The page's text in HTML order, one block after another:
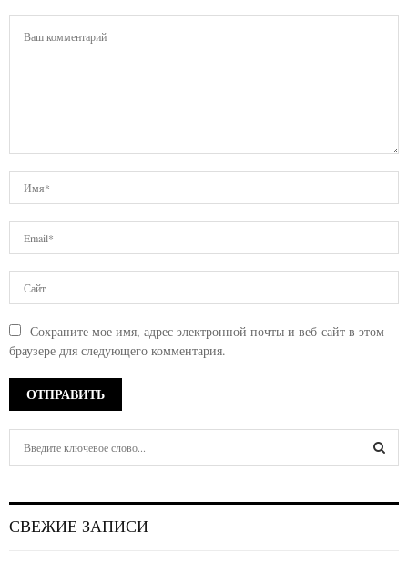
Сохраните мое имя, адрес электронной почты и веб-сайт в этом
браузере для следующего комментария.
h
СВЕЖИЕ ЗАПИСИ